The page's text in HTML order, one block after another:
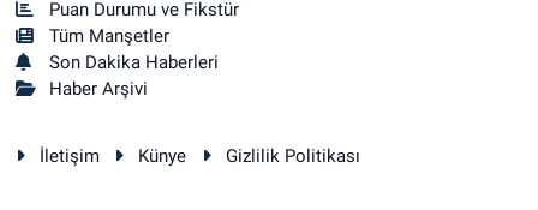
Puan Durumu ve Fikstür
Tüm Manşetler
Son Dakika Haberleri
Haber Arşivi
İletişim Künye Gizlilik Politikası